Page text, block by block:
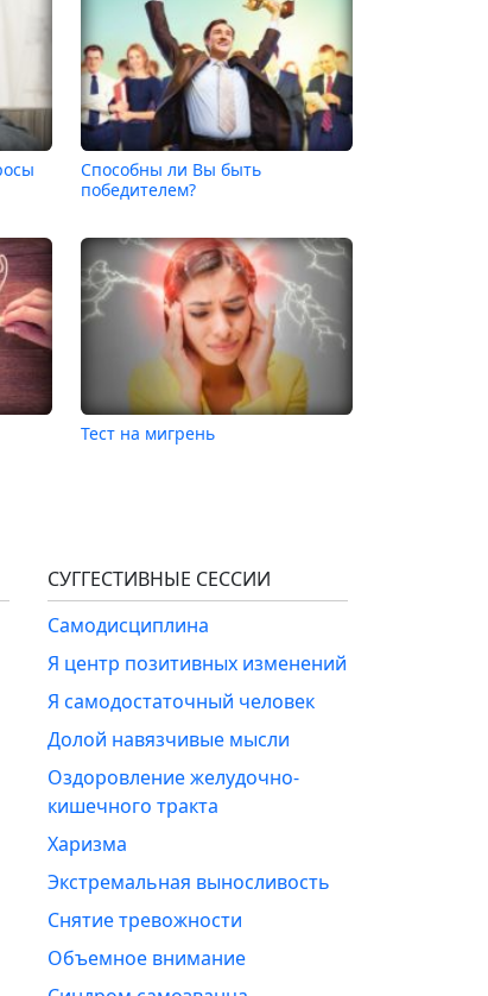
Способны ли Вы быть
победителем?
Тест на мигрень
СУГГЕСТИВНЫЕ СЕССИИ
Самодисциплина
Я центр позитивных изменений
Я самодостаточный человек
Долой навязчивые мысли
Оздоровление желудочно-
кишечного тракта
Харизма
Экстремальная выносливость
Снятие тревожности
Объемное внимание